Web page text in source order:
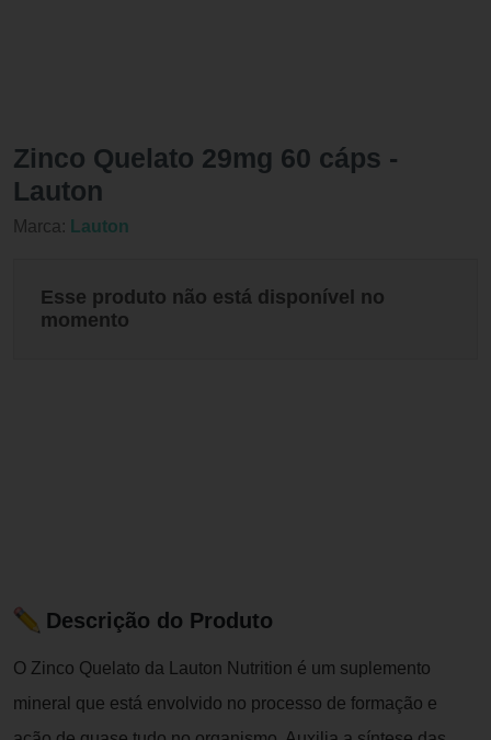
Zinco Quelato 29mg 60 cáps -
Lauton
Marca: Lauton
Esse produto não está disponível no
momento
Descrição do Produto
O Zinco Quelato da Lauton Nutrition é um suplemento
mineral que está envolvido no processo de formação e